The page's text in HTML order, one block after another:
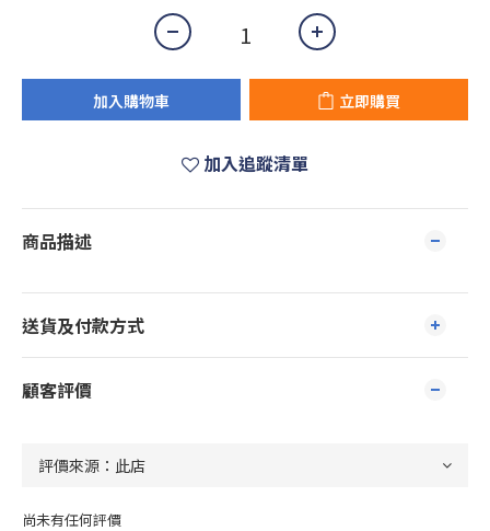
加入購物車 立即購買
加入追蹤清單
商品描述
送貨及付款方式
顧客評價
尚未有任何評價